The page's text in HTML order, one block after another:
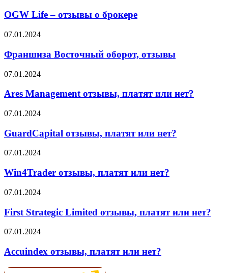
партнёры
миф?
–
о
OGW Life – отзывы о брокере
Франшиза
оборот,
отзывы
07.01.2024
Франшиза Восточный оборот, отзывы
Ares
отзывы,
или
07.01.2024
Ares Management отзывы, платят или нет?
GuardCapital
платят
или
нет?
07.01.2024
GuardCapital отзывы, платят или нет?
Win4Trader
платят
нет?
07.01.2024
Win4Trader отзывы, платят или нет?
First
Limited
отзывы,
платят
нет?
07.01.2024
First Strategic Limited отзывы, платят или нет?
Accuindex
платят
или
нет?
07.01.2024
Accuindex отзывы, платят или нет?